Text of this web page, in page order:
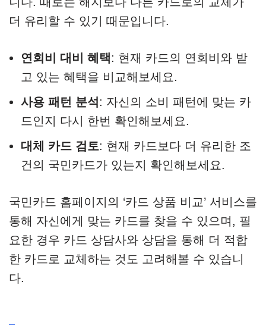
더 유리할 수 있기 때문입니다.
연회비 대비 혜택: 현재 카드의 연회비와 받
고 있는 혜택을 비교해보세요.
사용 패턴 분석: 자신의 소비 패턴에 맞는 카
드인지 다시 한번 확인해보세요.
대체 카드 검토: 현재 카드보다 더 유리한 조
건의 국민카드가 있는지 확인해보세요.
국민카드 홈페이지의 ‘카드 상품 비교’ 서비스를
통해 자신에게 맞는 카드를 찾을 수 있으며, 필
요한 경우 카드 상담사와 상담을 통해 더 적합
한 카드로 교체하는 것도 고려해볼 수 있습니
다.